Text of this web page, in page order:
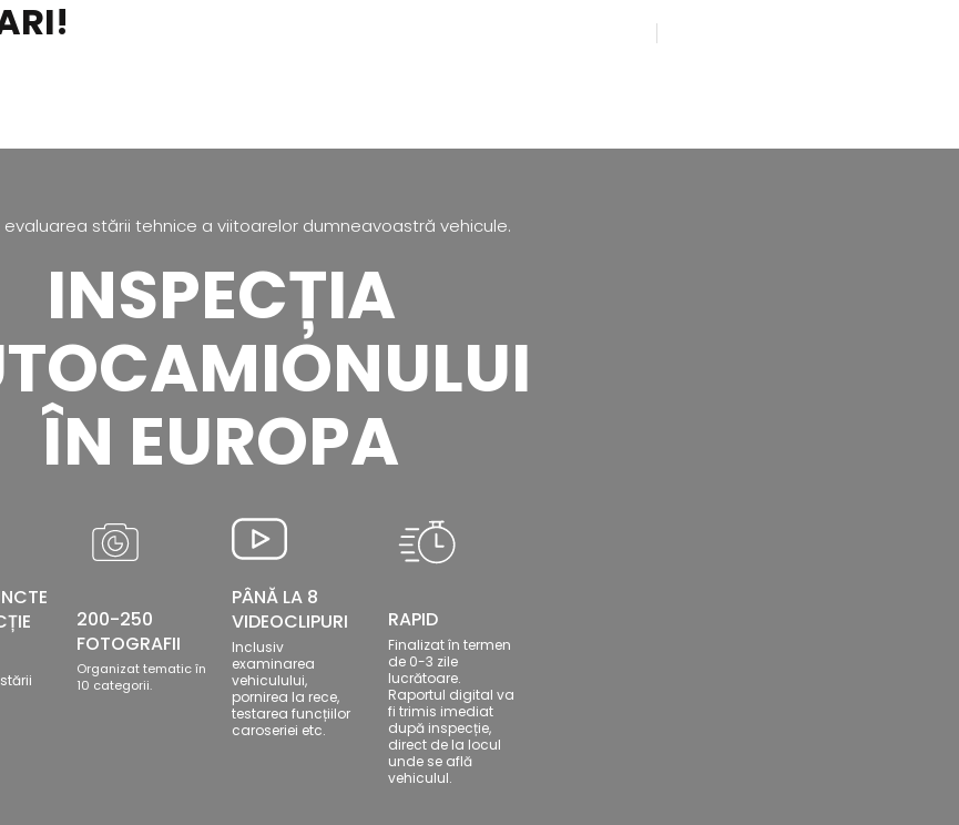
evaluarea stării tehnice a viitoarelor dumneavoastră vehicule.
INSPECȚIA
ÎN EUROPA
200-250
FOTOGRAFII
Organizat tematic în
10 categorii.
PÂNĂ LA 8
VIDEOCLIPURI
Inclusiv
examinarea
vehiculului,
pornirea la rece,
testarea funcțiilor
caroseriei etc.
RAPID
Finalizat în termen
de 0-3 zile
lucrătoare.
Raportul digital va
fi trimis imediat
după inspecție,
direct de la locul
unde se află
vehiculul.